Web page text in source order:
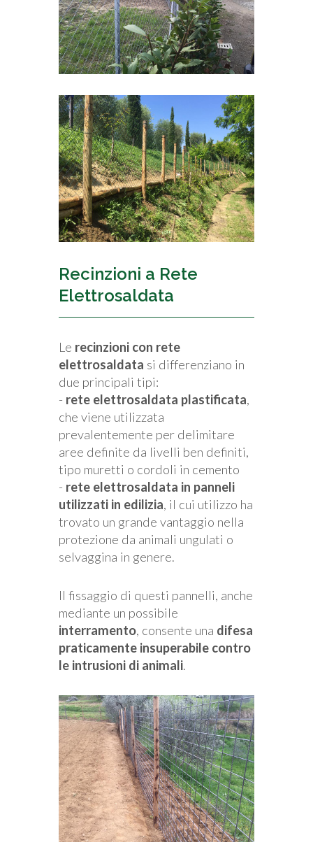
Recinzioni a Rete
Elettrosaldata
Le recinzioni con rete
elettrosaldata si differenziano in
due principali tipi:
- rete elettrosaldata plastificata,
che viene utilizzata
prevalentemente per delimitare
aree definite da livelli ben definiti,
tipo muretti o cordoli in cemento
- rete elettrosaldata in panneli
utilizzati in edilizia, il cui utilizzo ha
trovato un grande vantaggio nella
protezione da animali ungulati o
selvaggina in genere.
Il fissaggio di questi pannelli, anche
mediante un possibile
interramento, consente una difesa
praticamente insuperabile contro
le intrusioni di animali.